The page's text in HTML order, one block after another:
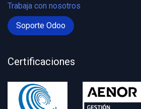
Trabaja con nosotros
Soporte Odoo
Certificaciones